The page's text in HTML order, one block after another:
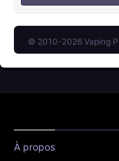
© 2010-2026 Vaping
À propos